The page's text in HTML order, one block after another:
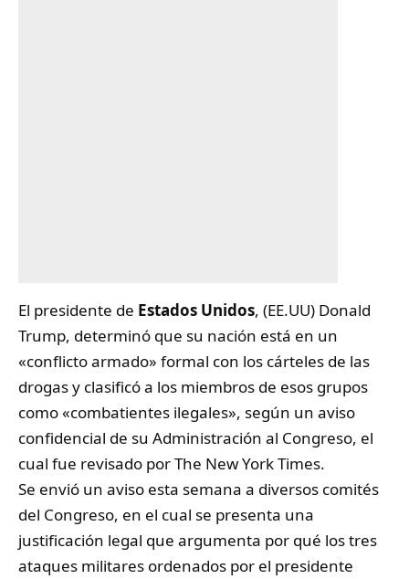
El presidente de Estados Unidos, (EE.UU) Donald
Trump, determinó que su nación está en un
«conflicto armado» formal con los cárteles de las
drogas y clasificó a los miembros de esos grupos
como «combatientes ilegales», según un aviso
confidencial de su Administración al Congreso, el
cual fue revisado por The New York Times.
Se envió un aviso esta semana a diversos comités
del Congreso, en el cual se presenta una
justificación legal que argumenta por qué los tres
ataques militares ordenados por el presidente